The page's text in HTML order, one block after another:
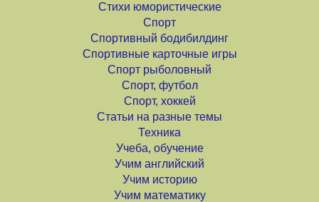
Стихи юмористические
Спорт
Спортивный бодибилдинг
Спортивные карточные игры
Спорт рыболовный
Спорт, футбол
Спорт, хоккей
Статьи на разные темы
Техника
Учеба, обучение
Учим английский
Учим историю
Учим математику